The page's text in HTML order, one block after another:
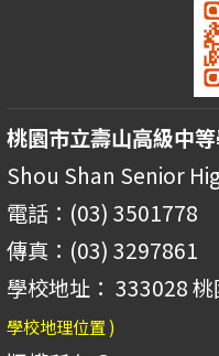
桃園市立壽山高級中
Shou Shan Senior
電話：(03) 3501778
傳真：(03) 3297861
學校地址： 333028
學校地理位置 )